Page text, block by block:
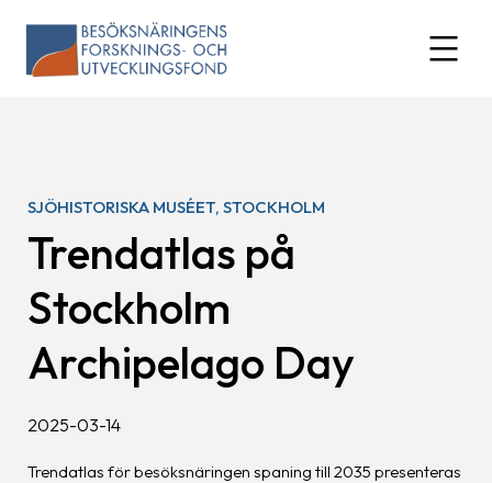
content
SJÖHISTORISKA MUSÉET, STOCKHOLM
Trendatlas på
Stockholm
Archipelago Day
2025-03-14
Trendatlas för besöksnäringen spaning till 2035 presenteras